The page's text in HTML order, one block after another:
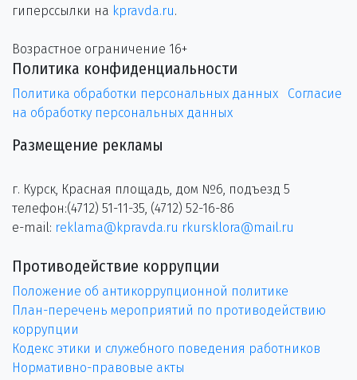
гиперссылки на kpravda.ru.
Возрастное ограничение 16+
Политика конфиденциальности
Политика обработки персональных данных
Согласие
на обработку персональных данных
Размещение рекламы
г. Курск, Красная площадь, дом №6, подъезд 5
телефон:(4712) 51-11-35, (4712) 52-16-86
e-mail: reklama@kpravda.ru rkursklora@mail.ru
Противодействие коррупции
Положение об антикоррупционной политике
План-перечень мероприятий по противодействию
коррупции
Кодекс этики и служебного поведения работников
Нормативно-правовые акты